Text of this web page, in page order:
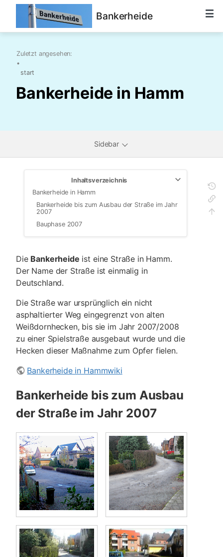
Bankerheide
Zuletzt angesehen:
•
start
Bankerheide in Hamm
Sidebar
Inhaltsverzeichnis
Bankerheide in Hamm
Bankerheide bis zum Ausbau der Straße im Jahr
2007
Bauphase 2007
Die Bankerheide ist eine Straße in Hamm.
Der Name der Straße ist einmalig in
Deutschland.
Die Straße war ursprünglich ein nicht
asphaltierter Weg eingegrenzt von alten
Weißdornhecken, bis sie im Jahr 2007/2008
zu einer Spielstraße ausgebaut wurde und die
Hecken dieser Maßnahme zum Opfer fielen.
Bankerheide in Hammwiki
Bankerheide bis zum Ausbau
der Straße im Jahr 2007